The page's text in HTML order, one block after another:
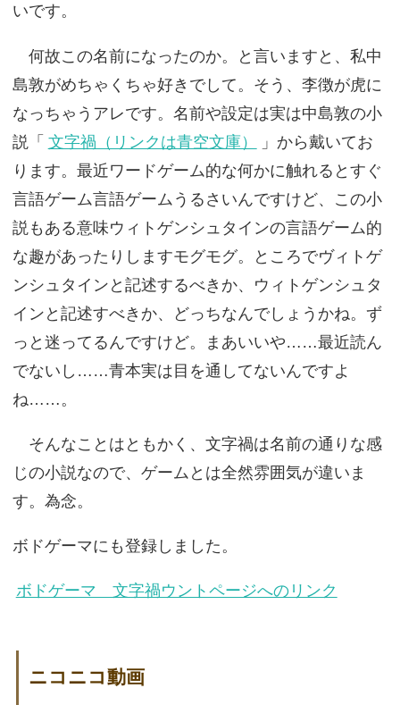
いです。
何故この名前になったのか。と言いますと、私中
島敦がめちゃくちゃ好きでして。そう、李徴が虎に
なっちゃうアレです。名前や設定は実は中島敦の小
説「 文字禍（リンクは青空文庫）
」から戴いてお
ります。最近ワードゲーム的な何かに触れるとすぐ
言語ゲーム言語ゲームうるさいんですけど、この小
説もある意味ウィトゲンシュタインの言語ゲーム的
な趣があったりしますモグモグ。ところでヴィトゲ
ンシュタインと記述するべきか、ウィトゲンシュタ
インと記述すべきか、どっちなんでしょうかね。ず
っと迷ってるんですけど。まあいいや……最近読ん
でないし……青本実は目を通してないんですよ
ね……。
そんなことはともかく、文字禍は名前の通りな感
じの小説なので、ゲームとは全然雰囲気が違いま
す。為念。
ボドゲーマにも登録しました。
ボドゲーマ 文字禍ウントページへのリンク
ニコニコ動画